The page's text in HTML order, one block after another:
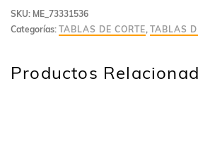
SKU: ME_73331536
Categorías: TABLAS DE CORTE, TABLAS
Productos